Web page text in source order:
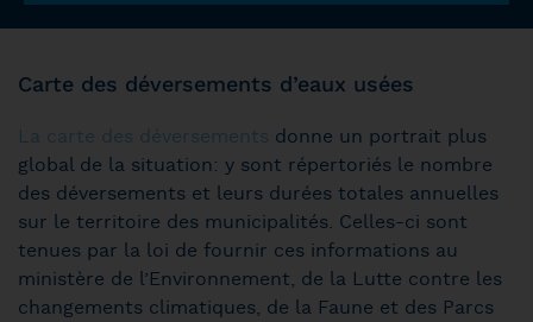
Carte des déversements d’eaux usées
La carte des déversements donne un portrait plus
global de la situation: y sont répertoriés le nombre
des déversements et leurs durées totales annuelles
sur le territoire des municipalités. Celles-ci sont
tenues par la loi de fournir ces informations au
ministère de l’Environnement, de la Lutte contre les
changements climatiques, de la Faune et des Parcs